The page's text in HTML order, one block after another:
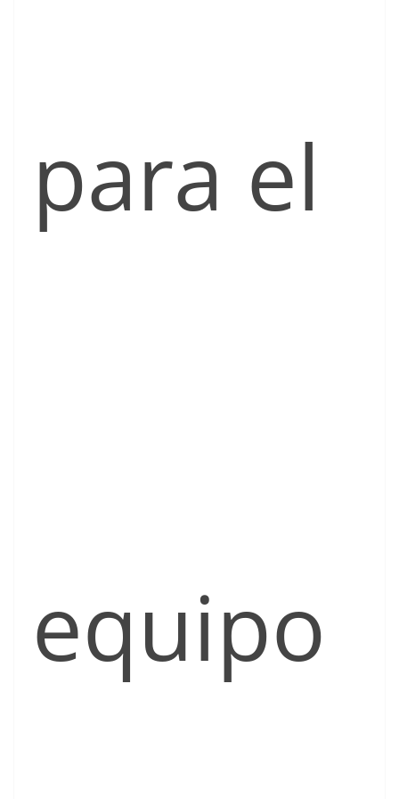
para el
equipo